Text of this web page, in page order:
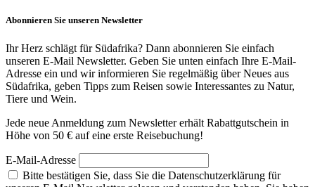
Abonnieren Sie unseren Newsletter
Ihr Herz schlägt für Südafrika? Dann abonnieren Sie einfach
unseren E-Mail Newsletter. Geben Sie unten einfach Ihre E-Mail-
Adresse ein und wir informieren Sie regelmäßig über Neues aus
Südafrika, geben Tipps zum Reisen sowie Interessantes zu Natur,
Tiere und Wein.
Jede neue Anmeldung zum Newsletter erhält Rabattgutschein in
Höhe von 50 € auf eine erste Reisebuchung!
E-Mail-Adresse
Bitte bestätigen Sie, dass Sie die Datenschutzerklärung für